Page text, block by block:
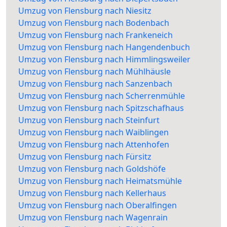
Umzug von Flensburg nach Niesitz
Umzug von Flensburg nach Bodenbach
Umzug von Flensburg nach Frankeneich
Umzug von Flensburg nach Hangendenbuch
Umzug von Flensburg nach Himmlingsweiler
Umzug von Flensburg nach Mühlhäusle
Umzug von Flensburg nach Sanzenbach
Umzug von Flensburg nach Scherrenmühle
Umzug von Flensburg nach Spitzschafhaus
Umzug von Flensburg nach Steinfurt
Umzug von Flensburg nach Waiblingen
Umzug von Flensburg nach Attenhofen
Umzug von Flensburg nach Fürsitz
Umzug von Flensburg nach Goldshöfe
Umzug von Flensburg nach Heimatsmühle
Umzug von Flensburg nach Kellerhaus
Umzug von Flensburg nach Oberalfingen
Umzug von Flensburg nach Wagenrain